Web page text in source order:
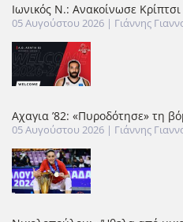
Ιωνικός Ν.: Ανακοίνωσε Κρίπτσι
05 Αυγούστου 2026 | Γιάννης
Αχαγια ’82: «Πυροδότησε» τη
05 Αυγούστου 2026 | Γιάννης